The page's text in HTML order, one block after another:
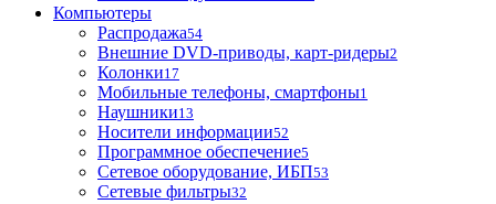
Компьютеры
Распродажа54
Внешние DVD-приводы, карт-ридеры2
Колонки17
Мобильные телефоны, смартфоны1
Наушники13
Носители информации52
Программное обеспечение5
Сетевое оборудование, ИБП53
Сетевые фильтры32